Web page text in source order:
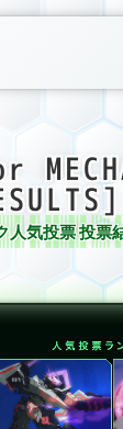
人気投票 投票